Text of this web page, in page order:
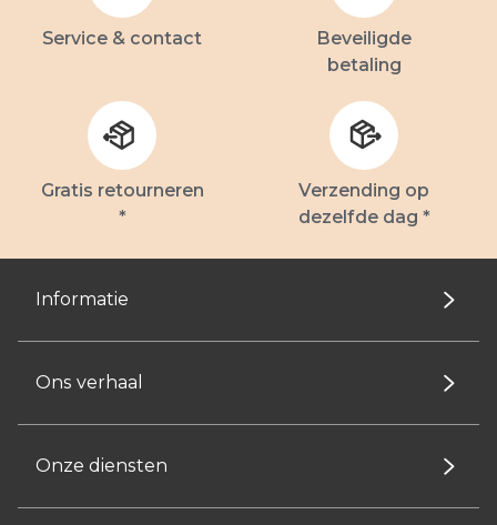
Service & contact
Beveiligde
betaling
Gratis retourneren
*
Verzending op
dezelfde dag *
Informatie
Ons verhaal
Onze diensten